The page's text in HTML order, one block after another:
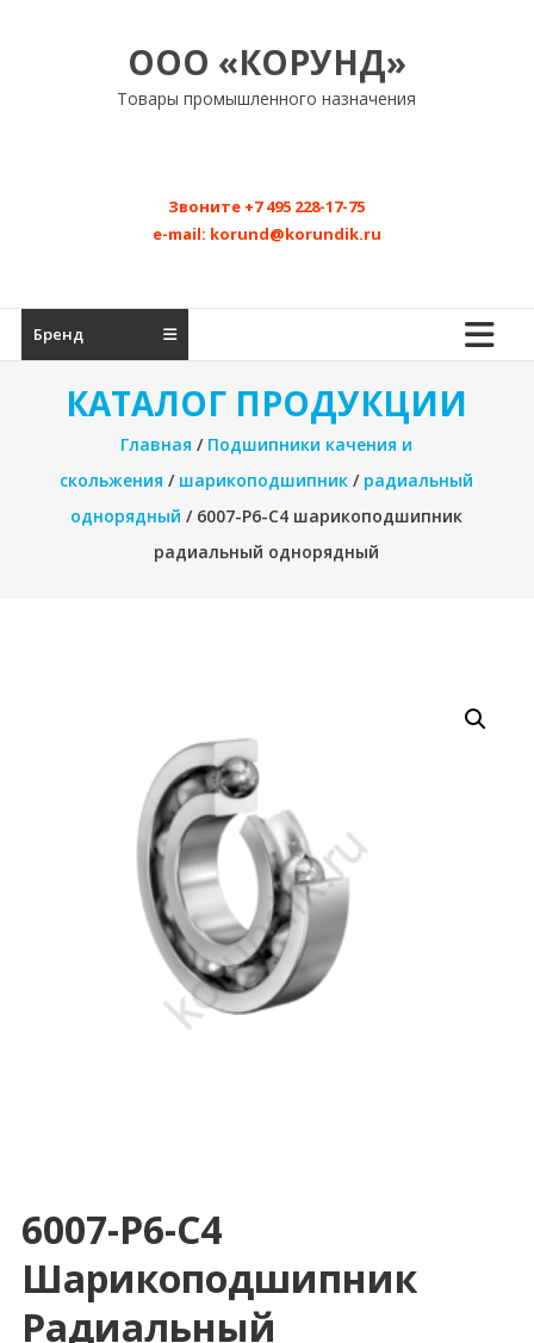
ООО «КОРУНД»
Товары промышленного назначения
Звоните +7 495 228-17-75
e-mail: korund@korundik.ru
Бренд
КАТАЛОГ ПРОДУКЦИИ
Главная / Подшипники качения и
скольжения / шарикоподшипник / радиальный
однорядный / 6007-P6-C4 шарикоподшипник
радиальный однорядный
6007-P6-C4
Шарикоподшипник
Радиальный